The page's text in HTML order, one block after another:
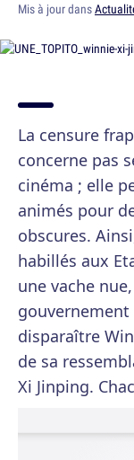
Mis à jour dans
La censure
concerne pas
cinéma ; elle
animés pour
obscures.
habillés aux
une vache
disparaître
de sa
Xi Jinping.